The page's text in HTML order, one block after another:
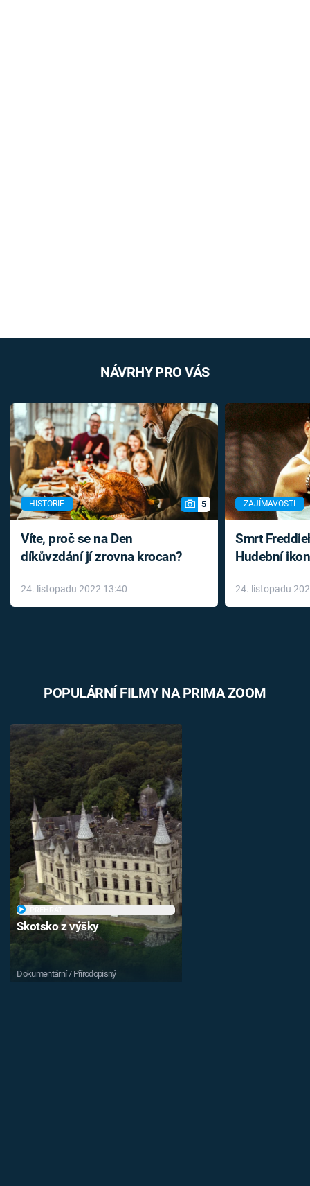
NÁVRHY PRO VÁS
HISTORIE 5
Víte, proč se na Den
díkůvzdání jí zrovna krocan?
24. listopadu 2022 13:40
ZAJÍMAVOSTI
Smrt
Hudební
léky
24. listopadu
POPULÁRNÍ FILMY NA PRIMA ZOOM
Skotsko z výšky
Dokumentární / Přírodopisný